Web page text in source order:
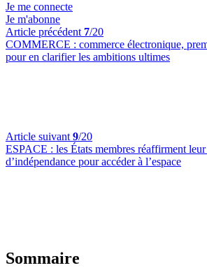
Je me connecte
Je m'abonne
Article précédent 7/20
COMMERCE : commerce électronique,
pour en clarifier les ambitions ultimes
Article suivant 9/20
ESPACE : les États membres réaffirment
d’indépendance pour accéder à l’espace
Sommaire